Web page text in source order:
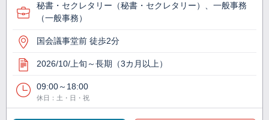
秘書・セクレタリー（秘書・セクレタリー）、一般事務
（一般事務）
国会議事堂前 徒歩2分
2026/10/上旬～長期（3カ月以上）
09:00～18:00
休日：土・日・祝